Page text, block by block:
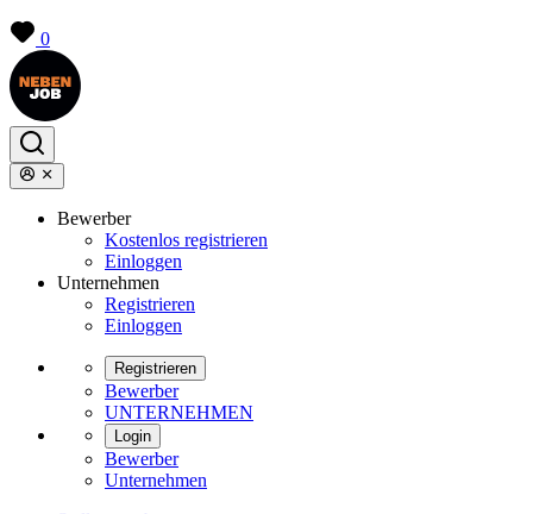
0
Bewerber
Kostenlos registrieren
Einloggen
Unternehmen
Registrieren
Einloggen
Registrieren
Bewerber
UNTERNEHMEN
Login
Bewerber
Unternehmen